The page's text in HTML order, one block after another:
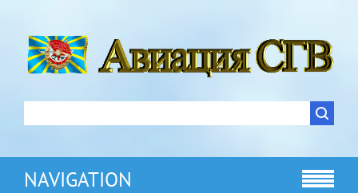
NAVIGATION